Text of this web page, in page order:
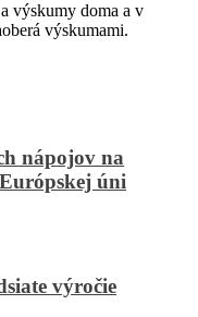
výskumy doma a v
výskumami.
nápojov na
úni
výročie